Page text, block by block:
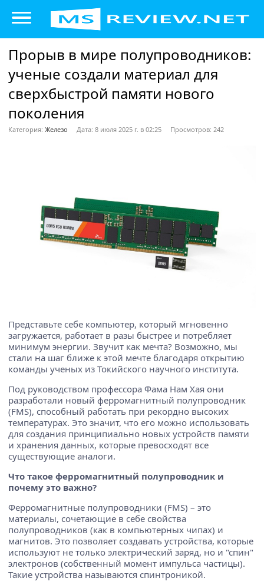
Прорыв в мире полупроводников:
ученые создали материал для
сверхбыстрой памяти нового
поколения
Категория: Железо Дата: 8 июля 2025 г. в 02:25 Просмотров: 242
Представьте себе компьютер, который мгновенно
загружается, работает в разы быстрее и потребляет
минимум энергии. Звучит как мечта? Возможно, мы
стали на шаг ближе к этой мечте благодаря открытию
команды ученых из Токийского научного института.
Под руководством профессора Фама Нам Хая они
разработали новый ферромагнитный полупроводник
(FMS), способный работать при рекордно высоких
температурах. Это значит, что его можно использовать
для создания принципиально новых устройств памяти
и хранения данных, которые превосходят все
существующие аналоги.
Что такое ферромагнитный полупроводник и
почему это важно?
Ферромагнитные полупроводники (FMS) – это
материалы, сочетающие в себе свойства
полупроводников (как в компьютерных чипах) и
магнитов. Это позволяет создавать устройства, которые
используют не только электрический заряд, но и "спин"
электронов (собственный момент импульса частицы).
Такие устройства называются спинтроникой.